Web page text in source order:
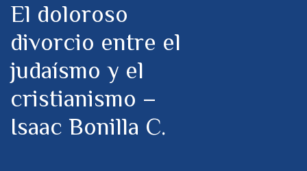
El doloroso
divorcio entre el
judaísmo y el
cristianismo –
Isaac Bonilla C.
MPE TV
DONACIONES
PARTICIPA
REUNIONES &
CONTACTOS